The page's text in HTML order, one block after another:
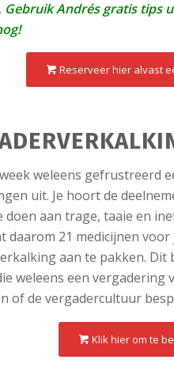
Gebruik Andrés gratis tips
Reserveer hier alvast
weleens gefrustreerd
uit. Je hoort de
doen aan trage, taaie en
daarom 21 medicijnen
aan te pakken. Dit
weleens een vergadering
of de vergadercultuur
Klik hier om te